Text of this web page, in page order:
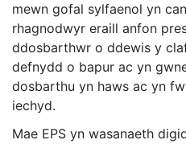
mewn gofal sylfaenol yn
rhagnodwyr eraill anfon
ddosbarthwr o ddewis y
defnydd o bapur ac yn
dosbarthu yn haws ac yn
iechyd.
Mae EPS yn wasanaeth